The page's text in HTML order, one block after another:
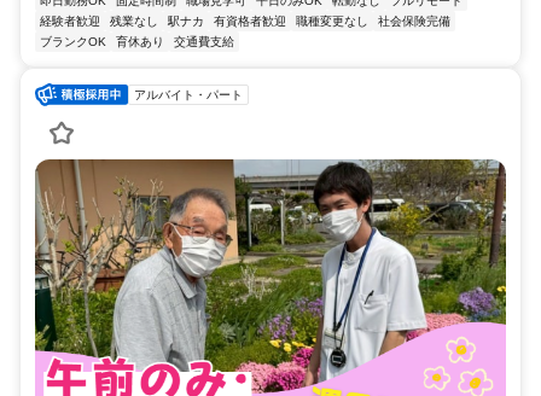
経験者歓迎
残業なし 駅ナカ 有資格者歓迎 職種変更なし
社会保険完備
ブランクOK
育休あり 交通費支給
アルバイト・パート